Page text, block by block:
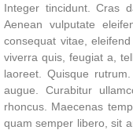
Integer tincidunt. Cras
Aenean vulputate
consequat vitae,
viverra quis, feugiat a,
laoreet. Quisque
augue. Curabitur
rhoncus. Maecenas
quam semper libero, sit